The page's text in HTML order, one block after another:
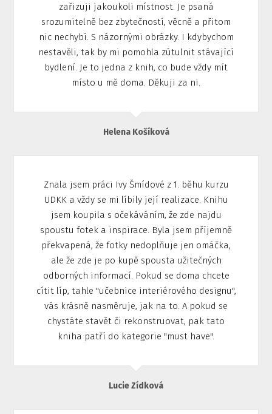
zařizuji jakoukoli místnost. Je psaná
srozumitelně bez zbytečností, věcně a přitom
nic nechybí. S názornými obrázky. I kdybychom
nestavěli, tak by mi pomohla zútulnit stávající
bydlení. Je to jedna z knih, co bude vždy mít
místo u mě doma. Děkuji za ni.
Helena Košíková
Znala jsem práci Ivy Šmídové z 1. běhu kurzu
UDKK a vždy se mi líbily její realizace. Knihu
jsem koupila s očekáváním, že zde najdu
spoustu fotek a inspirace. Byla jsem příjemně
překvapená, že fotky nedoplňuje jen omáčka,
ale že zde je po kupě spousta užitečných
odborných informací. Pokud se doma chcete
cítit líp, tahle "učebnice interiérového designu",
vás krásně nasměruje, jak na to. A pokud se
chystáte stavět či rekonstruovat, pak tato
kniha patří do kategorie "must have".
Lucie Zídková